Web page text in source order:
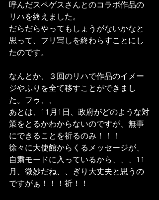
呼んだスペゲスさんとのコラボ作品の
リハを終えました。
だらだらやってもしょうがないかなと
思って、フリ写しを終わらすことにし
たのです。
なんとか、３回のリハで作品のイメー
ジやふりを全て移すことができまし
た。フゥ、、
あとは、11月1日、政府がどのような対
策をとるかわからないのですが、無事
にできることを祈るのみ！！！
徐々に大使館からくるメッセージが、
自粛モードに入っているから、、、11
月、微妙だね、、ぎり大丈夫と思うの
ですがぁ！！！祈！！